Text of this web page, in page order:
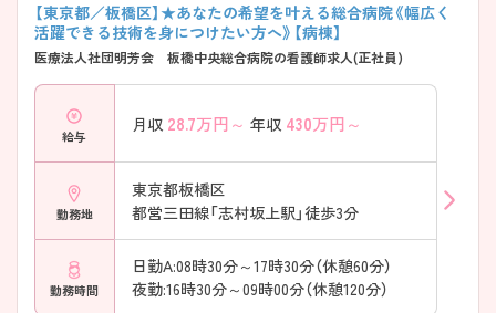
【東京都／板橋区】★あなたの希望を叶える総合病院《幅広く
活躍できる技術を身につけたい方へ》【病棟】
医療法人社団明芳会 板橋中央総合病院の看護師求人(正社員)
給与
月収 28.7万円～ 年収 430万円～
勤務地
東京都板橋区
都営三田線「志村坂上駅」徒歩3分
勤務時間
日勤A:08時30分～17時30分（休憩60分）
夜勤:16時30分～09時00分（休憩120分）